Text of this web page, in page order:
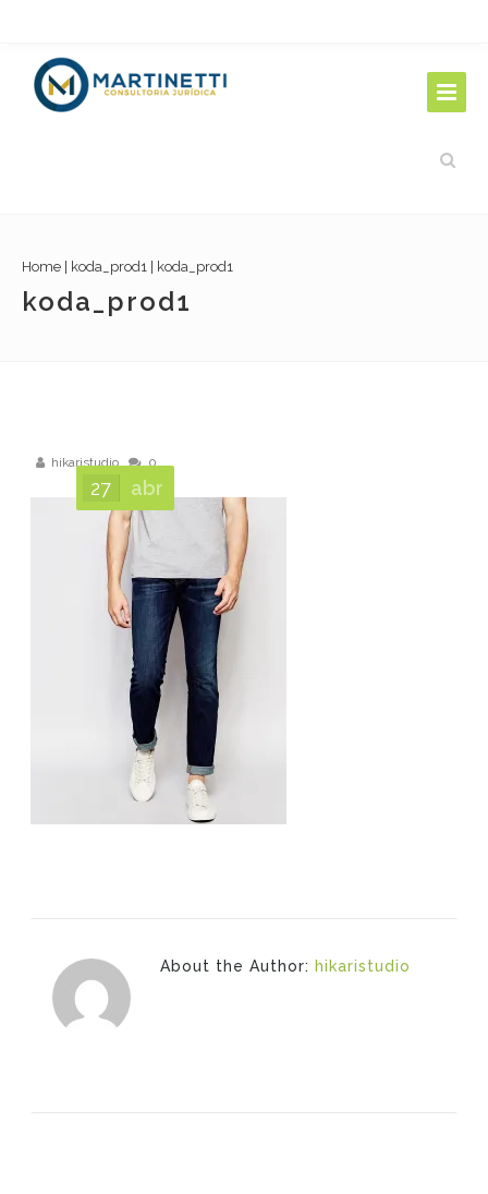
Home koda_prod1 koda_prod1
koda_prod1
hikaristudio 0
27 abr
About the Author: hikaristudio